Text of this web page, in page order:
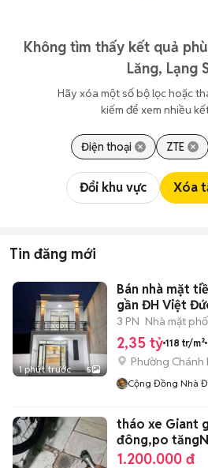
Không tìm thấy kết quả
Lăng, Lạng
Hãy xóa một số bộ lọc hoặc
kiếm để xem nhiều
Điện thoại ZTE
Đổi khu vực Xóa
Tin đăng mới
1 phút trước 5
Bán nhà mặt
gần ĐH Việt
3 PN Nhà mặt
2,35 tỷ 118 tr/m²
Phường Chánh
Cộng Đồng Nhà
tháo xe Giant
đông,po
1.200.000 đ